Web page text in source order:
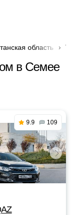
область
в Семее
9.9 109